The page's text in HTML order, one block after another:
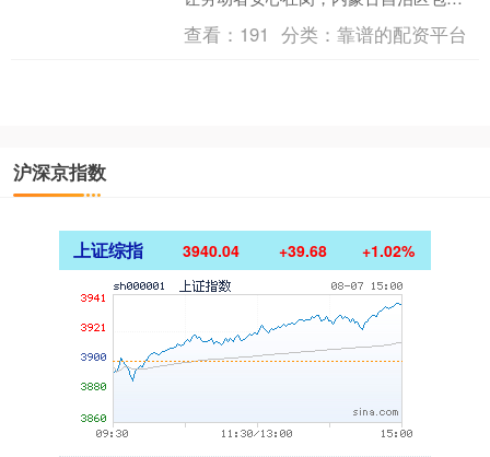
市九原区总工会统筹全区专业股票配资
知识论坛，推动机关、....
查看： 191 分类：靠谱的配资平台
沪深京指数
上证综指 3940.04 +39.68 +1.02%